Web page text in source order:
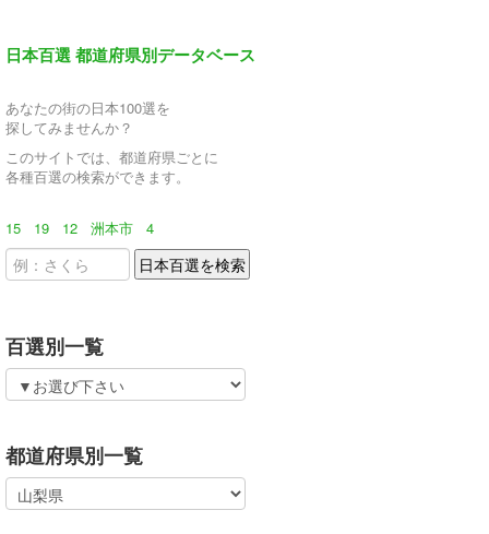
日本百選 都道府県別データベース
あなたの街の日本100選を
探してみませんか？
このサイトでは、都道府県ごとに
各種百選の検索ができます。
15 19 12 洲本市 4
百選別一覧
都道府県別一覧